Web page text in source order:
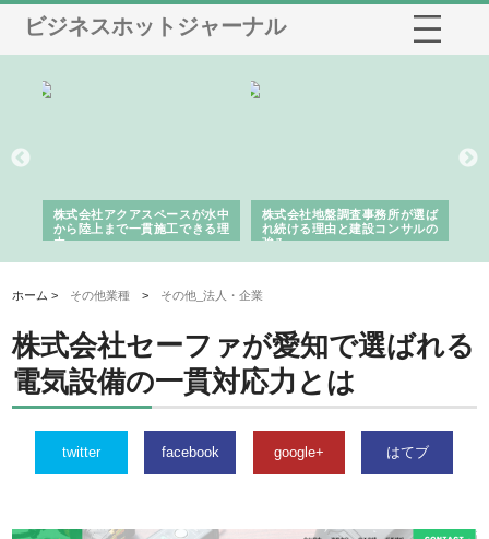
ビジネスホットジャーナル
株式会社アクアスペースが水中
から陸上まで一貫施工できる理
由
株式会社地盤調査事務所が選ば
れ続ける理由と建設コンサルの
強み
ホーム > その他業種 > その他_法人・企業
株式会社セーファが愛知で選ばれる
電気設備の一貫対応力とは
twitter facebook google+ はてブ